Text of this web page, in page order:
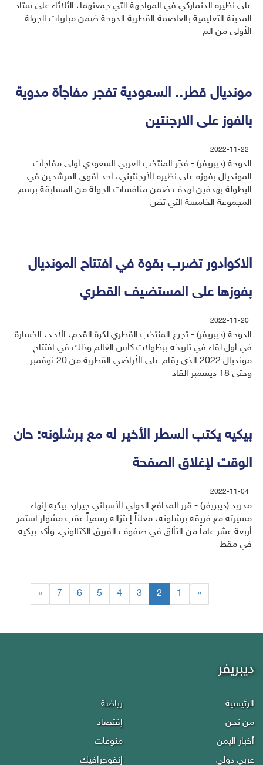
على نظيره الدنماركي في المواجهة التي جمعتهما، الثلاثاء على ستاد
المدينة التعليمية بالعاصمة القطرية الدوحة ضمن مباريات الجولة
الأولى من الم
مونديال قطر.. السعودية تفجر مفاجأة مدوية
بالفوز على الارجنتين
2022-11-22
الدوحة (ديبريفر) - فجّر المنتخب العربي السعودي أولى مفاجأت
المونديال بفوزه على نظيره الأرجنتيني، أحد أقوى المرشحين في
البطولة بهدفين لهدف ضمن منافسات الجولة من المسابقة برسم
المجموعة الخامسة التي تض
الاكوادور تضرب بقوة في افتتاح المونديال
بفوزها على المستضيف القطري
2022-11-20
الدوحة (ديبريفر) - تجرع المنتخب القطري لكرة القدم، الأحد، الخسارة
في أول لقاء في تاريخه ببظولات كأس الغالم وذلك في افتتاح
مونديال 2022 الذي يقام على الأراضي القطرية من 20 نوفمبر
وحتى 18 ديسمبر القاد
بيكيه يكتب السطر الأخير له مع برشلونه: حان
الوقت لإغلاق الصفحة
2022-11-04
مدريد (ديبريفر) - قرر المدافع الدولي الأسباني جيرارد بيكيه إنهاء
مسيرته مع فريقه برشلونه، معلناً إعتزاله رسمياً عقب مشوار استمر
أربعة عشر عاماً من التألق في صفوف الفريق الكتالوني. وأكد بيكيه
في مقط
«
1
2
(current)
3
4
5
6
7
»
ديبريفر
الرئيسية
من نحن
أخبار اليمن
عربي دولي
رياضة
إقتصاد
منوعات
إنفوجرافيك